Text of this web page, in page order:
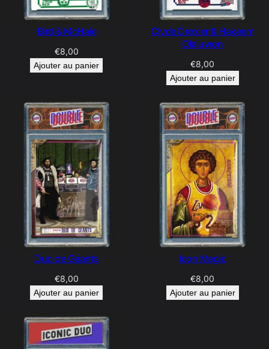
Bird & McHale
€8,00
Ajouter au panier
Clyde Drexler & Hakeem
Olajuwon
€8,00
Ajouter au panier
Duo de Géants
€8,00
Ajouter au panier
Icon Magic
€8,00
Ajouter au panier